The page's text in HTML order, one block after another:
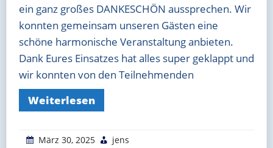
ein ganz großes DANKESCHÖN aussprechen. Wir
konnten gemeinsam unseren Gästen eine
schöne harmonische Veranstaltung anbieten.
Dank Eures Einsatzes hat alles super geklappt und
wir konnten von den Teilnehmenden
Weiterlesen
März 30, 2025
jens